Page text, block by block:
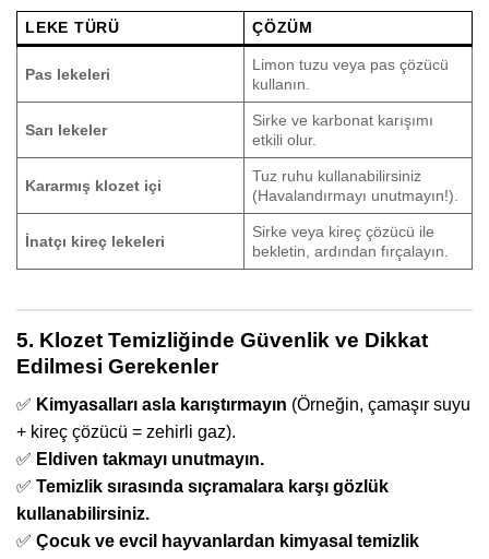
LEKE TÜRÜ ÇÖZÜM
Pas lekeleri
Limon tuzu veya pas çözücü
kullanın.
Sarı lekeler
Sirke ve karbonat karışımı
etkili olur.
Kararmış klozet içi
Tuz ruhu kullanabilirsiniz
(Havalandırmayı unutmayın!).
İnatçı kireç lekeleri
Sirke veya kireç çözücü ile
bekletin, ardından fırçalayın.
5. Klozet Temizliğinde Güvenlik ve Dikkat
Edilmesi Gerekenler
✅ Kimyasalları asla karıştırmayın (Örneğin, çamaşır suyu
+ kireç çözücü = zehirli gaz).
✅ Eldiven takmayı unutmayın.
✅ Temizlik sırasında sıçramalara karşı gözlük
kullanabilirsiniz.
✅ Çocuk ve evcil hayvanlardan kimyasal temizlik